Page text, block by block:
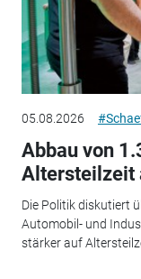
05.08.2026
Abbau von
Altersteilzeit
Die Politik diskutiert
Automobil- und
stärker auf